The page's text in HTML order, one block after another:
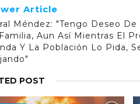
Article
Méndez: "Tengo Deseo De
Aun Así Mientras El
Y La Población Lo Pida,
POST